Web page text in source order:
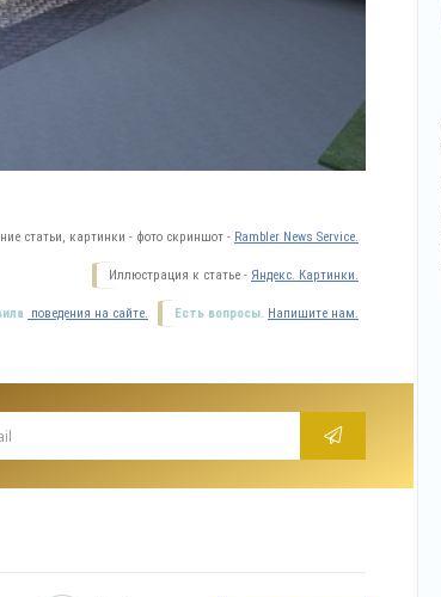
статьи, картинки - фото скриншот - Rambler News Service.
Иллюстрация к статье - Яндекс. Картинки.
Есть вопросы. Напишите нам.
поведения на сайте.